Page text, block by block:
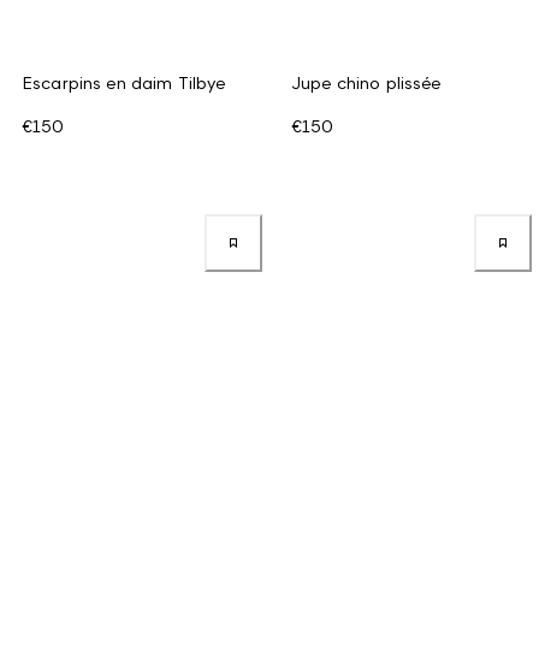
Escarpins en daim Tilbye
€150
Jupe chino plissée
€150